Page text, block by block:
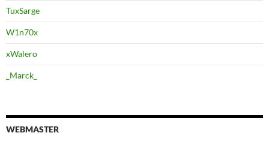
TuxSarge
W1n70x
xWalero
_Marck_
WEBMASTER